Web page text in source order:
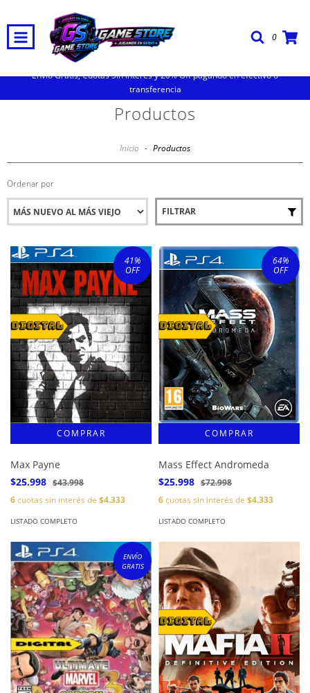
0
Envio Gratis, Cuotas Sin Interes y 20% Off pagando en efectivo o
transferencia
Productos
Inicio - Productos
Ordenar por
FILTRAR
41%
OFF
Max Payne
$25.998 $43.998
6cuotas sin interés de $4.333
LISTADO COMPLETO
64%
OFF
Mass Effect Andromeda
$25.998 $72.998
6cuotas sin interés de $4.333
LISTADO COMPLETO
ENVÍO
GRATIS